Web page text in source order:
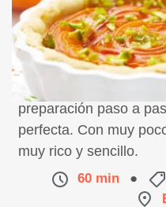
Receta de tarta de
preparación paso a
perfecta. Con muy
muy rico y sencillo.
60 min ●